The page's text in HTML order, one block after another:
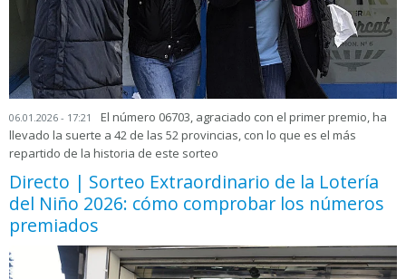
06.01.2026 - 17:21
El número 06703, agraciado con el primer premio, ha
llevado la suerte a 42 de las 52 provincias, con lo que es el más
repartido de la historia de este sorteo
Directo | Sorteo Extraordinario de la Lotería
del Niño 2026: cómo comprobar los números
premiados